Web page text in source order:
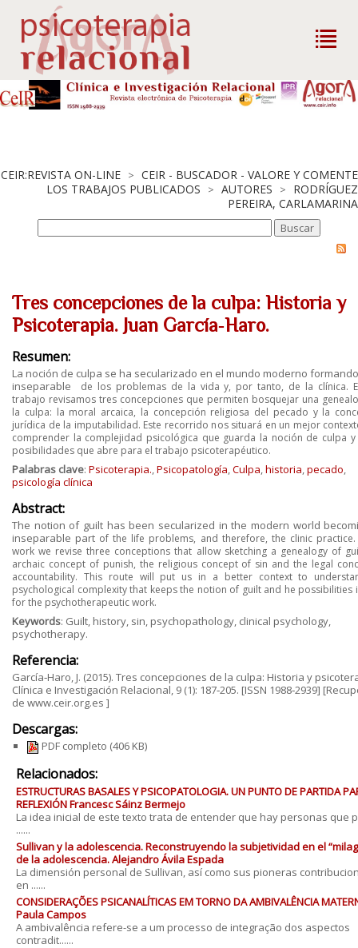
CEIR:REVISTA ON-LINE > CEIR - BUSCADOR - VALORE Y COMENTE
LOS TRABAJOS PUBLICADOS > AUTORES > RODRÍGUEZ
PEREIRA, CARLAMARINA
Tres concepciones de la culpa: Historia y
Psicoterapia. Juan García‐Haro.
Resumen:
La noción de culpa se ha secularizado en el mundo moderno
inseparable de los problemas de la vida y, por tanto, de la clínica.
trabajo revisamos tres concepciones que permiten bosquejar una
la culpa: la moral arcaica, la concepción religiosa del pecado y la
jurídica de la imputabilidad. Este recorrido nos situará en un mejor
comprender la complejidad psicológica que guarda la noción de culpa
posibilidades que abre para el trabajo psicoterapéutico.
Palabras clave: Psicoterapia.,Psicopatología,Culpa,historia,pecado,
psicología clínica
Abstract:
The notion of guilt has been secularized in the modern world
inseparable part of the life problems, and therefore, the clinic
work we revise three conceptions that allow sketching a genealogy of
archaic concept of punish, the religious concept of sin and the legal
accountability. This route will put us in a better context to
psychological complexity that keeps the notion of guilt and he possibilities
for the psychotherapeutic work.
Keywords: Guilt, history, sin, psychopathology, clinical psychology,
psychotherapy.
Referencia:
García‐Haro, J. (2015). Tres concepciones de la culpa: Historia y
Clínica e Investigación Relacional, 9 (1): 187‐205. [ISSN 1988‐2939]
de www.ceir.org.es ]
Descargas:
PDF completo (406 KB)
Relacionados:
ESTRUCTURAS BASALES Y PSICOPATOLOGIA. UN PUNTO DE PARTIDA
REFLEXIÓN Francesc Sáinz Bermejo
La idea inicial de este texto trata de entender que hay personas que
......
Sullivan y la adolescencia. Reconstruyendo la subjetividad en el
de la adolescencia. Alejandro Ávila Espada
La dimensión personal de Sullivan, así como sus pioneras
en ......
CONSIDERAÇÕES PSICANALÍTICAS EM TORNO DA AMBIVALÊNCIA
Paula Campos
A ambivalência refere-se a um processo de integração dos aspectos
contradit......